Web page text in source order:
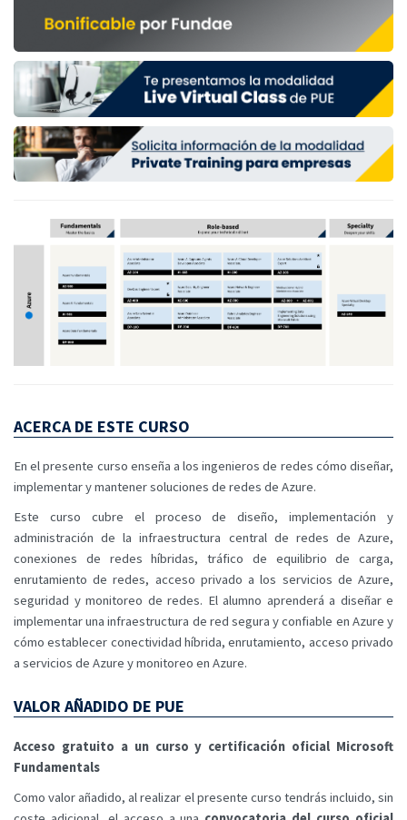
ACERCA DE ESTE CURSO
En el presente curso enseña a los ingenieros de redes cómo diseñar,
implementar y mantener soluciones de redes de Azure.
Este curso cubre el proceso de diseño, implementación y
administración de la infraestructura central de redes de Azure,
conexiones de redes híbridas, tráfico de equilibrio de carga,
enrutamiento de redes, acceso privado a los servicios de Azure,
seguridad y monitoreo de redes. El alumno aprenderá a diseñar e
implementar una infraestructura de red segura y confiable en Azure y
cómo establecer conectividad híbrida, enrutamiento, acceso privado
a servicios de Azure y monitoreo en Azure.
VALOR AÑADIDO DE PUE
Acceso gratuito a un curso y certificación oficial Microsoft
Fundamentals
Como valor añadido, al realizar el presente curso tendrás incluido, sin